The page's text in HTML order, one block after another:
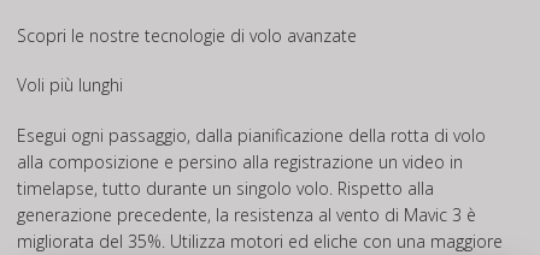
Scopri le nostre tecnologie di volo avanzate
Voli più lunghi
Esegui ogni passaggio, dalla pianificazione della rotta di volo
alla composizione e persino alla registrazione un video in
timelapse, tutto durante un singolo volo. Rispetto alla
generazione precedente, la resistenza al vento di Mavic 3 è
migliorata del 35%. Utilizza motori ed eliche con una maggiore